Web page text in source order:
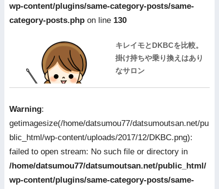
wp-content/plugins/same-category-posts/same-
category-posts.phpon line 130
キレイモとDKBCを比較。
掛け持ちや乗り換えはあり
なサロン
Warning:
getimagesize(/home/datsumou77/datsumoutsan.net/pu
blic_html/wp-content/uploads/2017/12/DKBC.png):
failed to open stream: No such file or directory in
/home/datsumou77/datsumoutsan.net/public_html/
wp-content/plugins/same-category-posts/same-